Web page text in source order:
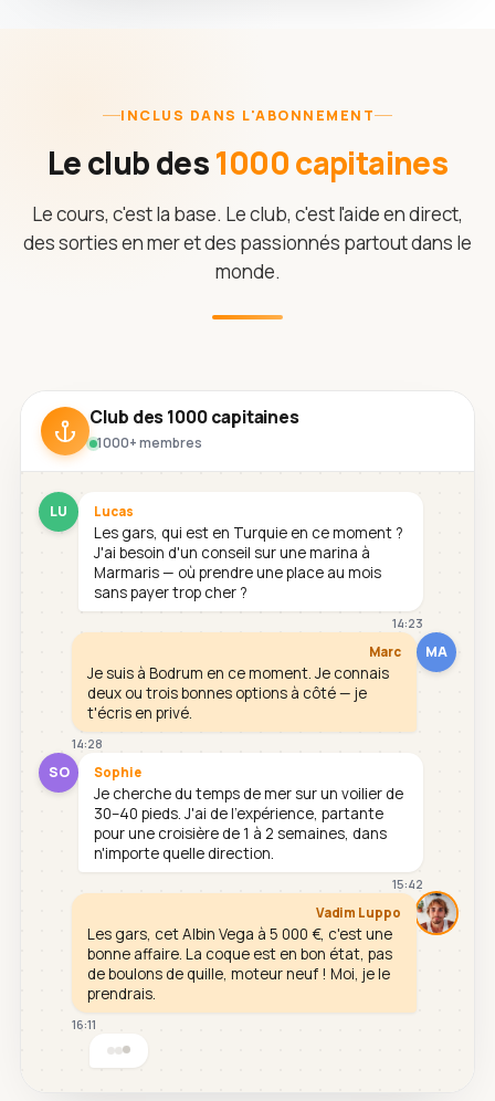
INCLUS DANS L'ABONNEMENT
Le club des1000 capitaines
Le cours, c'est la base. Le club, c'est l'aide en direct,
des sorties en mer et des passionnés partout dans le
monde.
Club des 1000 capitaines
1000+ membres
LU Lucas
Les gars, qui est en Turquie en ce moment ?
J'ai besoin d'un conseil sur une marina à
Marmaris — où prendre une place au mois
sans payer trop cher ?
14:23
MA
Marc
Je suis à Bodrum en ce moment. Je connais
deux ou trois bonnes options à côté — je
t'écris en privé.
14:28
SO Sophie
Je cherche du temps de mer sur un voilier de
30–40 pieds. J'ai de l'expérience, partante
pour une croisière de 1 à 2 semaines, dans
n'importe quelle direction.
15:42
Vadim Luppo
Les gars, cet Albin Vega à 5 000 €, c'est une
bonne affaire. La coque est en bon état, pas
de boulons de quille, moteur neuf ! Moi, je le
prendrais.
16:11